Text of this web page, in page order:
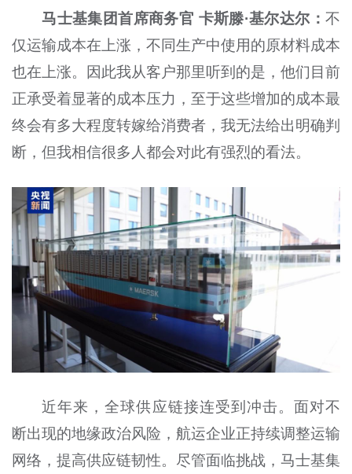
马士基集团首席商务官 卡斯滕·基尔达尔：不
仅运输成本在上涨，不同生产中使用的原材料成本
也在上涨。因此我从客户那里听到的是，他们目前
正承受着显著的成本压力，至于这些增加的成本最
终会有多大程度转嫁给消费者，我无法给出明确判
断，但我相信很多人都会对此有强烈的看法。
近年来，全球供应链接连受到冲击。面对不
断出现的地缘政治风险，航运企业正持续调整运输
网络，提高供应链韧性。尽管面临挑战，马士基集